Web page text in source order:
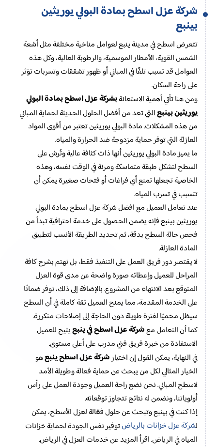
شركة عزل اسطح بمادة البولي يوريثين
بينبع
تتعرض اسطح في مدينة ينبع لعوامل مناخية مختلفة مثل أشعة
الشمس القوية، الأمطار الموسمية، والرطوبة العالية، وكل هذه
العوامل قد تسبب تلفًا في المباني أو ظهور تشققات وتسربات تؤثر
على راحة السكان.
ومن هنا تأتي أهمية الاستعانةبشركة عزل اسطح بمادة البولي
يوريثين بينبعالتي تعد من أفضل الحلول الحديثة لحماية المباني
من هذه المشكلات. مادة البولي يوريثين تعتبر من أقوى المواد
العازلة التي توفر حماية مزدوجة ضد الحرارة والمياه.
ما يميز مادة البولي يوريثين أنها ذات كثافة عالية وتُرش على
السطح لتشكل طبقة متماسكة ومرنة في الوقت نفسه، وهذه
الخاصية تجعلها تمنع أي فراغات أو فتحات صغيرة يمكن أن
تتسبب في تسرب المياه.
عند تعامل العميل مع افضل شركة عزل اسطح بمادة البولي
يوريثين بينبع فإنه يضمن الحصول على خدمة احترافية تبدأ من
فحص حالة السطح بدقة، ثم تحديد الطريقة الأنسب لتطبيق
المادة العازلة.
لا يقتصر دور فريق العمل على التنفيذ فقط، بل نهتم بشرح كافة
المراحل للعميل وإعطائه صورة واضحة عن مدى قوة العزل
المتوقع بعد الانتهاء من المشروع. بالإضافة إلى ذلك، نوفر ضمانًا
على الخدمة المقدمة، مما يمنح العميل ثقة كاملة في أن السطح
سيظل محميًا لفترة طويلة دون الحاجة إلى إصلاحات متكررة.
كما أن التعامل معشركة عزل اسطح في ينبعيتيح للعميل
الاستفادة من خبرة فريق فني مدرب على أعلى مستوى.
في النهاية، يمكن القول إن اختيارشركة عزل اسطح ينبعهو
الخيار المثالي لكل من يبحث عن حماية فعالة وطويلة الأمد
لاسطح المباني. نحن نضع راحة العميل وجودة العمل على رأس
أولوياتنا، ونضمن له نتائج تتجاوز توقعاته.
إذا كنت في بينبع وتبحث عن حلول فعّالة لعزل الأسطح، يمكن
لشركة عزل خزانات بالرياضتوفير نفس الجودة لحماية خزانات
المياه في الرياض. اقرأ المزيد عن خدمات العزل في الرياض.